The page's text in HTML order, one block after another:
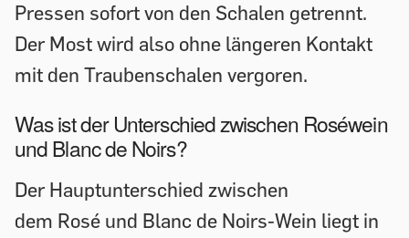
Pressen sofort von den Schalen getrennt.
Der Most wird also ohne längeren Kontakt
mit den Traubenschalen vergoren.
Was ist der Unterschied zwischen Roséwein
und Blanc de Noirs?
Der Hauptunterschied zwischen
dem Rosé und Blanc de Noirs-Wein liegt in